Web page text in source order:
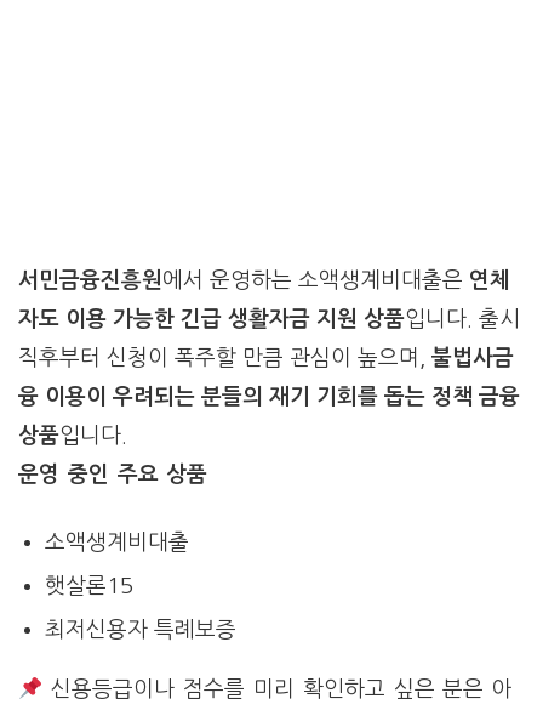
서민금융진흥원에서 운영하는 소액생계비대출은 연체
자도 이용 가능한 긴급 생활자금 지원 상품입니다. 출시
직후부터 신청이 폭주할 만큼 관심이 높으며, 불법사금
융 이용이 우려되는 분들의 재기 기회를 돕는 정책 금융
상품입니다.
운영 중인 주요 상품
소액생계비대출
햇살론15
최저신용자 특례보증
신용등급이나 점수를 미리 확인하고 싶은 분은 아